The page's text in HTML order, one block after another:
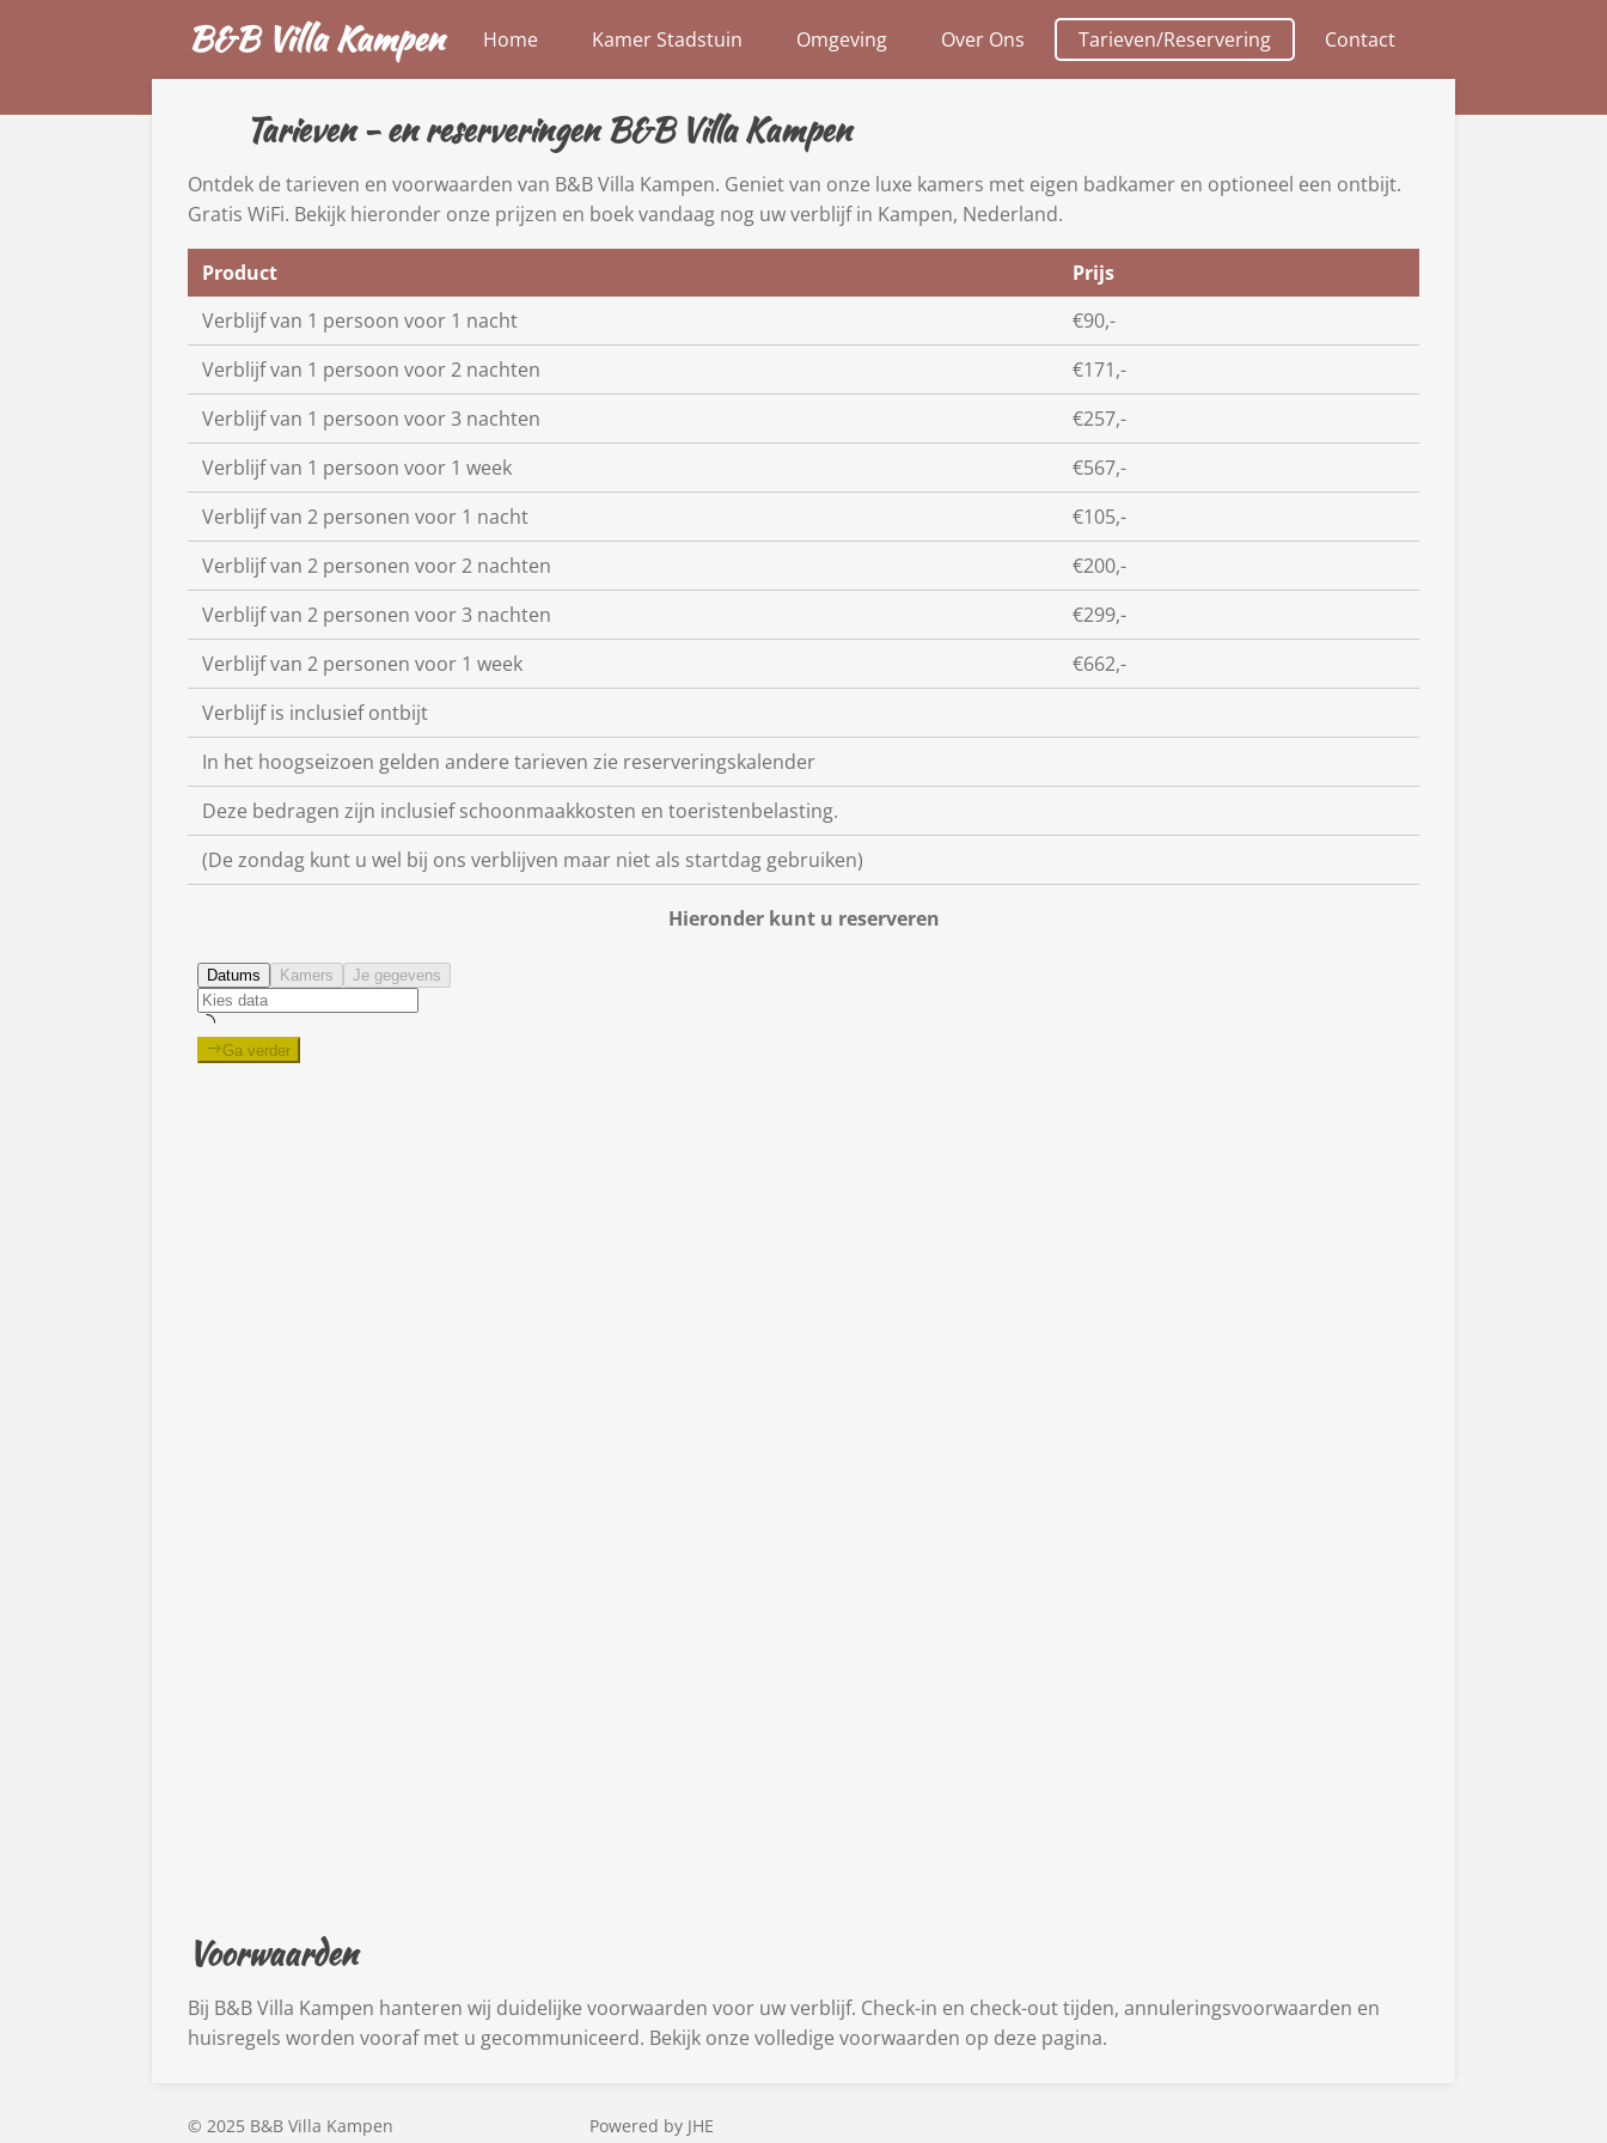
de
B&B Villa Kampen Home Kamer Stadstuin Omgeving Over Ons Tarieven/Reservering Contact
Tarieven - en reserveringen B&B Villa Kampen
Ontdek de tarieven en voorwaarden van B&B Villa Kampen. Geniet van onze luxe kamers met eigen badkamer en optioneel een ontbijt.
Gratis WiFi. Bekijk hieronder onze prijzen en boek vandaag nog uw verblijf in Kampen, Nederland.
Product
Prijs
Verblijf van 1 persoon voor 1 nacht
€90,-
Verblijf van 1 persoon voor 2 nachten
€171,-
Verblijf van 1 persoon voor 3 nachten
€257,-
Verblijf van 1 persoon voor 1 week
€567,-
Verblijf van 2 personen voor 1 nacht
€105,-
Verblijf van 2 personen voor 2 nachten
€200,-
Verblijf van 2 personen voor 3 nachten
€299,-
Verblijf van 2 personen voor 1 week
€662,-
Verblijf is inclusief ontbijt
In het hoogseizoen gelden andere tarieven zie reserveringskalender
Deze bedragen zijn inclusief schoonmaakkosten en toeristenbelasting.
(De zondag kunt u wel bij ons verblijven maar niet als startdag gebruiken)
Hieronder kunt u reserveren
Voorwaarden
Bij B&B Villa Kampen hanteren wij duidelijke voorwaarden voor uw verblijf. Check-in en check-out tijden, annuleringsvoorwaarden en
huisregels worden vooraf met u gecommuniceerd. Bekijk onze volledige voorwaarden op deze pagina.
© 2025 B&B Villa Kampen Powered by JHE